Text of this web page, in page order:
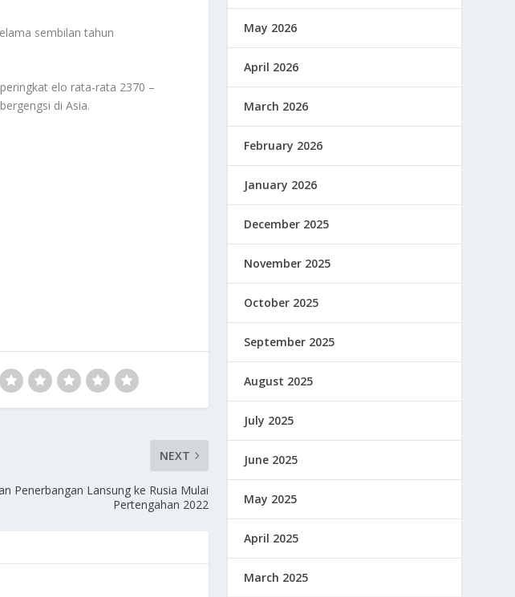
sembilan tahun
elo rata-rata 2370 –
di Asia.
NEXT
Penerbangan Lansung ke Rusia Mulai
Pertengahan 2022
May 2026
April 2026
March 2026
February 2026
January 2026
December 2025
November 2025
October 2025
September 2025
August 2025
July 2025
June 2025
May 2025
April 2025
March 2025